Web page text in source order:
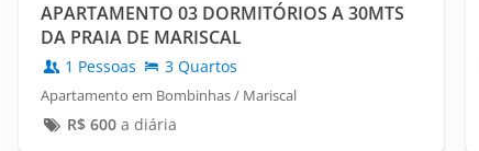
APARTAMENTO 03 DORMITÓRIOS A 30MTS
DA PRAIA DE MARISCAL
1 Pessoas 3 Quartos
Apartamento em Bombinhas / Mariscal
R$ 600a diária